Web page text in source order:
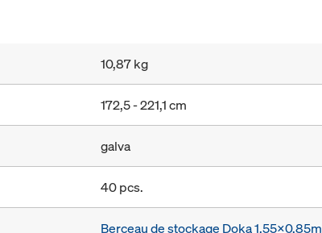
10,87 kg
172,5 - 221,1 cm
galva
40 pcs.
Berceau de stockage Doka 1,55x0,85m